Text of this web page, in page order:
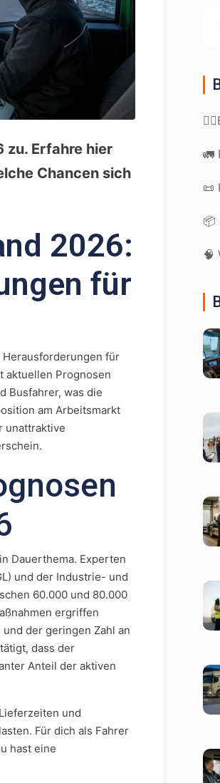
zu. Erfahre hier
Chancen sich
2026:
für
für
aktuellen Prognosen
Busfahrer, was die
am Arbeitsmarkt
unattraktive
Dauerthema. Experten
und der Industrie- und
60.000 und 80.000
ergriffen
der geringen Zahl an
dass der
Anteil der aktiven
und
Für dich als Fahrer
hast eine
🚛
📜
📦
🧠